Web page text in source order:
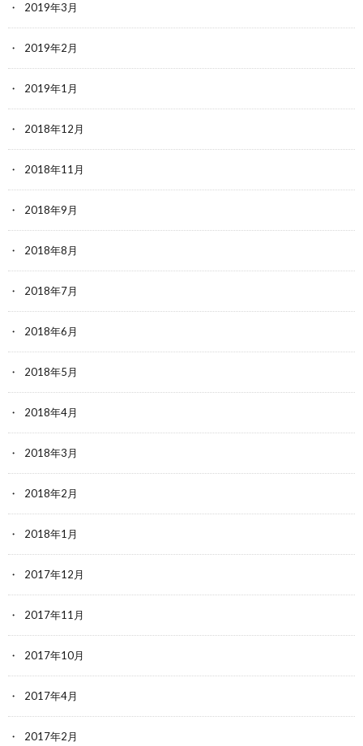
2019年3月
2019年2月
2019年1月
2018年12月
2018年11月
2018年9月
2018年8月
2018年7月
2018年6月
2018年5月
2018年4月
2018年3月
2018年2月
2018年1月
2017年12月
2017年11月
2017年10月
2017年4月
2017年2月